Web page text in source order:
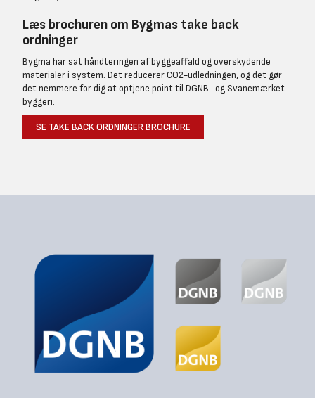
Læs brochuren om Bygmas take back
ordninger
Bygma har sat håndteringen af byggeaffald og overskydende
materialer i system. Det reducerer CO2-udledningen, og det gør
det nemmere for dig at optjene point til DGNB- og Svanemærket
byggeri.
SE TAKE BACK ORDNINGER BROCHURE